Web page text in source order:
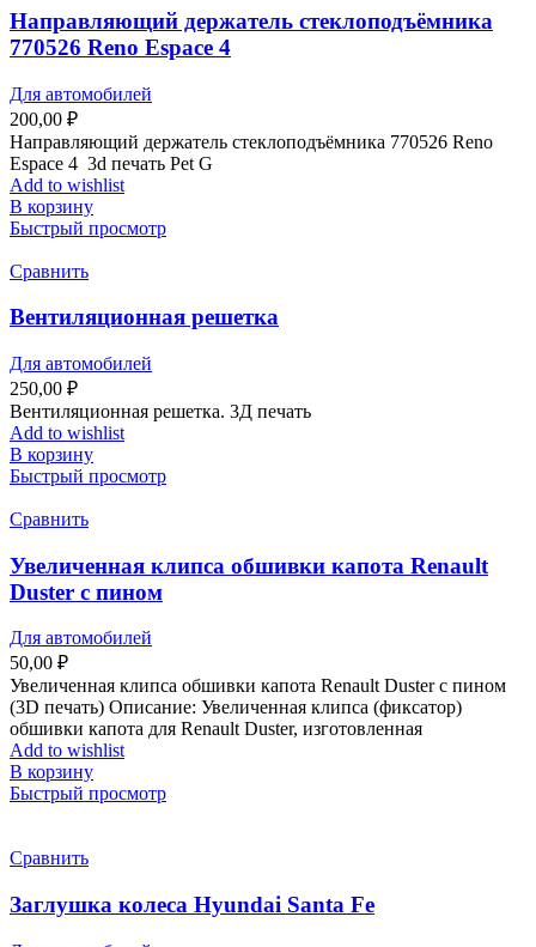
Направляющий держатель стеклоподъёмника
770526 Reno Espace 4
Для автомобилей
200,00 ₽
Направляющий держатель стеклоподъёмника 770526 Reno
Espace 4 3d печать Pet G
Add to wishlist
В корзину
Быстрый просмотр
Сравнить
Вентиляционная решетка
Для автомобилей
250,00 ₽
Вентиляционная решетка. 3Д печать
Add to wishlist
В корзину
Быстрый просмотр
Сравнить
Увеличенная клипса обшивки капота Renault
Duster с пином
Для автомобилей
50,00 ₽
Увеличенная клипса обшивки капота Renault Duster с пином
(3D печать) Описание: Увеличенная клипса (фиксатор)
обшивки капота для Renault Duster, изготовленная
Add to wishlist
В корзину
Быстрый просмотр
Сравнить
Заглушка колеса Hyundai Santa Fe